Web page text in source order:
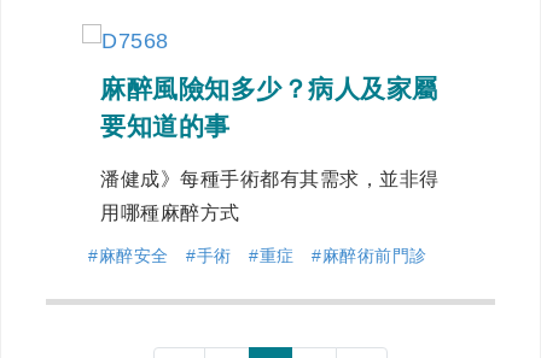
麻醉風險知多少？病人及家屬
要知道的事
潘健成》每種手術都有其需求，並非得
用哪種麻醉方式
#麻醉安全 #手術 #重症 #麻醉術前門診